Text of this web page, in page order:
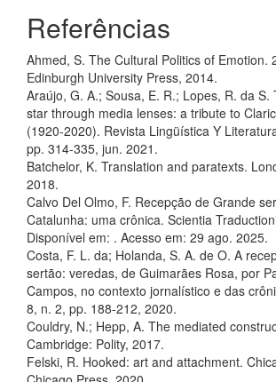
Referências
Ahmed, S. The Cultural Politics of Emotion.
Edinburgh University Press, 2014.
Araújo, G. A.; Sousa, E. R.; Lopes, R. da S.
star through media lenses: a tribute to
(1920-2020). Revista Lingüística Y
pp. 314-335, jun. 2021.
Batchelor, K. Translation and paratexts.
2018.
Calvo Del Olmo, F. Recepção de Grande
Catalunha: uma crônica. Scientia
Disponível em: . Acesso em: 29 ago. 2025.
Costa, F. L. da; Holanda, S. A. de O. A
sertão: veredas, de Guimarães Rosa, por
Campos, no contexto jornalístico e das
8, n. 2, pp. 188-212, 2020.
Couldry, N.; Hepp, A. The mediated
Cambridge: Polity, 2017.
Felski, R. Hooked: art and attachment.